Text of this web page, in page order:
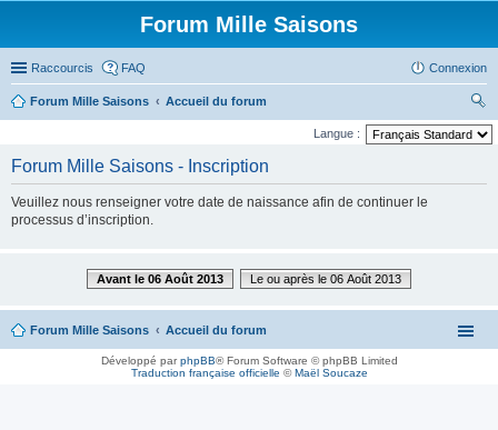
Forum Mille Saisons
Raccourcis FAQ Connexion
Forum Mille Saisons
Accueil du forum
ec
ch
Langue :
Forum Mille Saisons - Inscription
Veuillez nous renseigner votre date de naissance afin de continuer le
processus d’inscription.
Avant le 06 Août 2013 Le ou après le 06 Août 2013
Forum Mille Saisons Accueil du forum
Développé parphpBB® Forum Software © phpBB Limited
Traduction française officielle ©Maël Soucaze